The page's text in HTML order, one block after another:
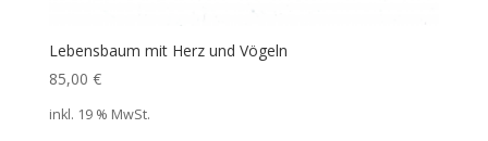
Lebensbaum mit Herz und Vögeln
85,00 €
inkl. 19 % MwSt.